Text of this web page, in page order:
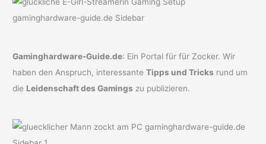
Gaminghardware-Guide.de: Ein Portal für für Zocker. Wir
haben den Anspruch, interessanteTipps und Tricks rund um
die Leidenschaft des Gamings zu publizieren.